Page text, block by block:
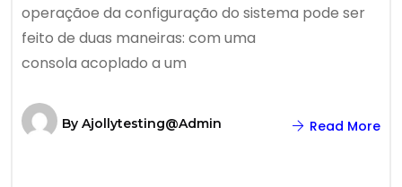
operaçãoe da configuração do sistema pode ser
feito de duas maneiras: com uma
consola acoplado a um
By Ajollytesting@admin Read More